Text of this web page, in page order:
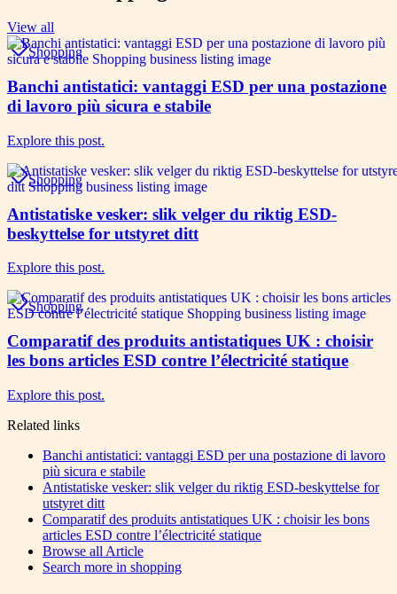
View all
Shopping
Banchi antistatici: vantaggi ESD per una postazione
di lavoro più sicura e stabile
Explore this post.
Shopping
Antistatiske vesker: slik velger du riktig ESD-
beskyttelse for utstyret ditt
Explore this post.
Shopping
Comparatif des produits antistatiques UK : choisir
les bons articles ESD contre l’électricité statique
Explore this post.
Related links
Banchi antistatici: vantaggi ESD per una postazione di lavoro
più sicura e stabile
Antistatiske vesker: slik velger du riktig ESD-beskyttelse for
utstyret ditt
Comparatif des produits antistatiques UK : choisir les bons
articles ESD contre l’électricité statique
Browse all Article
Search more in shopping